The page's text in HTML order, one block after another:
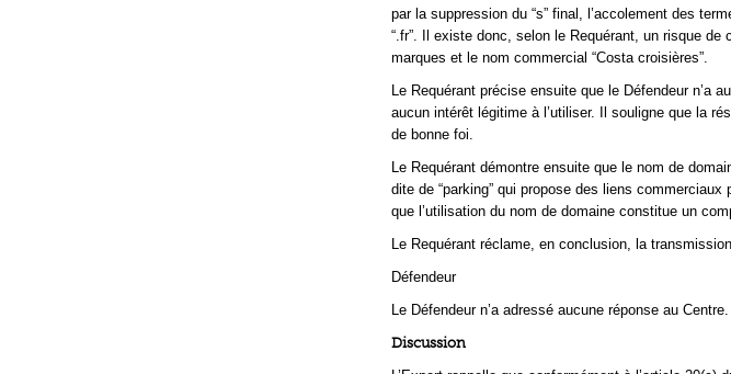
par la suppression du “s” final, l’accolement des
“.fr”. Il existe donc, selon le Requérant, un risque
marques et le nom commercial “Costa croisières”.
Le Requérant précise ensuite que le Défendeur n’a
aucun intérêt légitime à l’utiliser. Il souligne que la
de bonne foi.
Le Requérant démontre ensuite que le nom de
dite de “parking” qui propose des liens
que l’utilisation du nom de domaine constitue un
Le Requérant réclame, en conclusion, la
Défendeur
Le Défendeur n’a adressé aucune réponse au Centre.
Discussion